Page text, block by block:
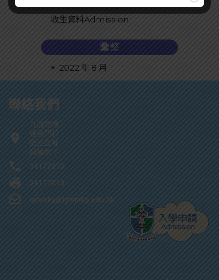
收生資料Admission
彙整
2022 年 8 月
聯絡我們
九龍觀塘
鯉魚門邨
第三座鯉
興樓地下
34177010
34177013
lymmkg@lymmkg.edu.hk